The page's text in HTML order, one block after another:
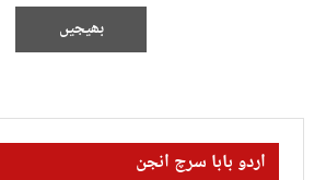
اردو بابا سرچ انجن